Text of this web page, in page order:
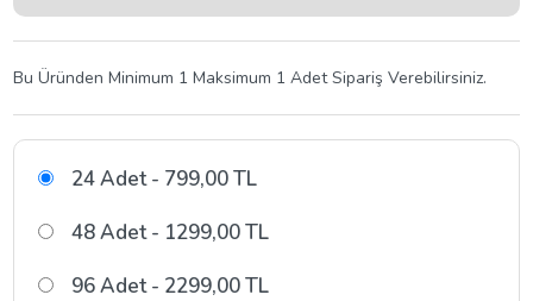
Bu Üründen Minimum 1 Maksimum 1 Adet Sipariş Verebilirsiniz.
24 Adet - 799,00 TL
48 Adet - 1299,00 TL
96 Adet - 2299,00 TL